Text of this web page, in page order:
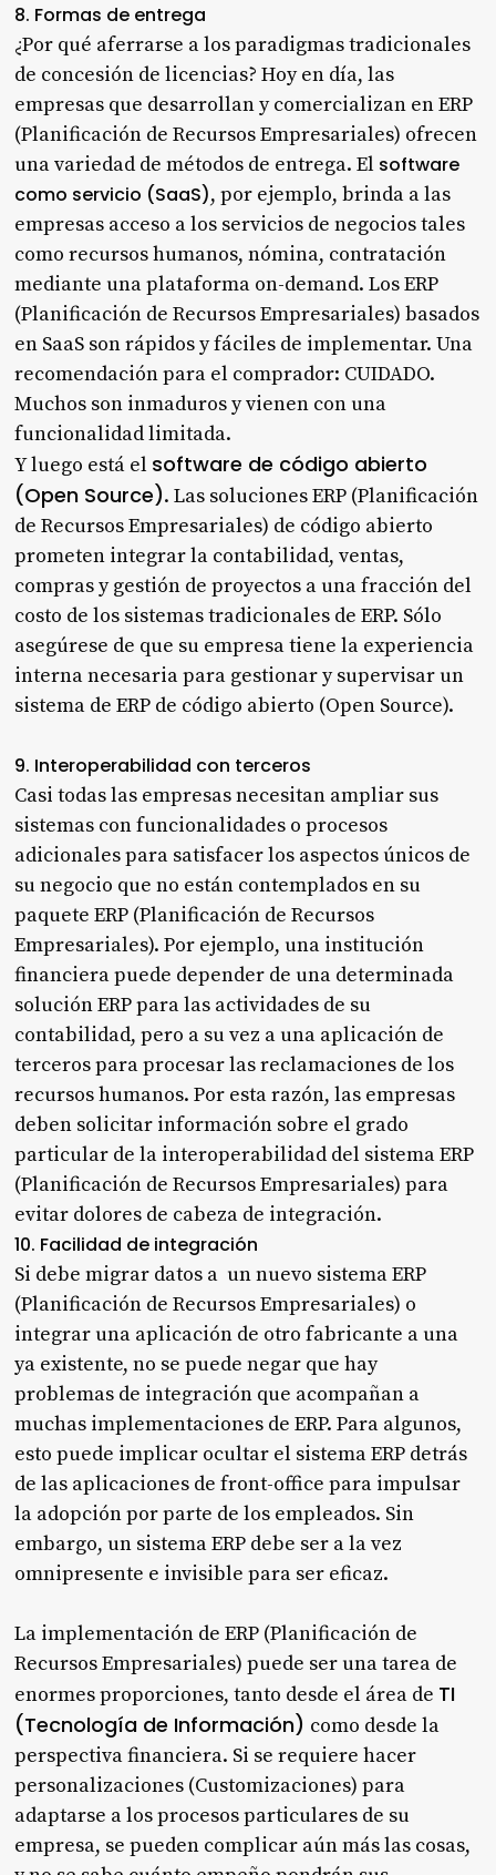
8. Formas de entrega
¿Por qué aferrarse a los paradigmas tradicionales
de concesión de licencias? Hoy en día, las
empresas que desarrollan y comercializan en ERP
(Planificación de Recursos Empresariales) ofrecen
una variedad de métodos de entrega. El software
como servicio (SaaS), por ejemplo, brinda a las
empresas acceso a los servicios de negocios tales
como recursos humanos, nómina, contratación
mediante una plataforma on-demand. Los ERP
(Planificación de Recursos Empresariales) basados
en SaaS son rápidos y fáciles de implementar. Una
recomendación para el comprador: CUIDADO.
Muchos son inmaduros y vienen con una
funcionalidad limitada.
Y luego está el software de código abierto
(Open Source). Las soluciones ERP (Planificación
de Recursos Empresariales) de código abierto
prometen integrar la contabilidad, ventas,
compras y gestión de proyectos a una fracción del
costo de los sistemas tradicionales de ERP. Sólo
asegúrese de que su empresa tiene la experiencia
interna necesaria para gestionar y supervisar un
sistema de ERP de código abierto (Open Source).
9. Interoperabilidad con terceros
Casi todas las empresas necesitan ampliar sus
sistemas con funcionalidades o procesos
adicionales para satisfacer los aspectos únicos de
su negocio que no están contemplados en su
paquete ERP (Planificación de Recursos
Empresariales). Por ejemplo, una institución
financiera puede depender de una determinada
solución ERP para las actividades de su
contabilidad, pero a su vez a una aplicación de
terceros para procesar las reclamaciones de los
recursos humanos. Por esta razón, las empresas
deben solicitar información sobre el grado
particular de la interoperabilidad del sistema ERP
(Planificación de Recursos Empresariales) para
evitar dolores de cabeza de integración.
10. Facilidad de integración
Si debe migrar datos a un nuevo sistema ERP
(Planificación de Recursos Empresariales) o
integrar una aplicación de otro fabricante a una
ya existente, no se puede negar que hay
problemas de integración que acompañan a
muchas implementaciones de ERP. Para algunos,
esto puede implicar ocultar el sistema ERP detrás
de las aplicaciones de front-office para impulsar
la adopción por parte de los empleados. Sin
embargo, un sistema ERP debe ser a la vez
omnipresente e invisible para ser eficaz.
La implementación de ERP (Planificación de
Recursos Empresariales) puede ser una tarea de
enormes proporciones, tanto desde el área de TI
(Tecnología de Información) como desde la
perspectiva financiera. Si se requiere hacer
personalizaciones (Customizaciones) para
adaptarse a los procesos particulares de su
empresa, se pueden complicar aún más las cosas,